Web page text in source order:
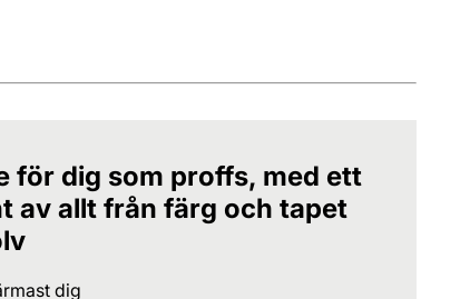
för dig som proffs, med ett
av allt från färg och tapet
dig